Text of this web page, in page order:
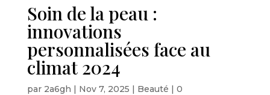
Soin de la peau :
innovations
personnalisées face au
climat 2024
par 2a6gh | Nov 7, 2025 | Beauté | 0